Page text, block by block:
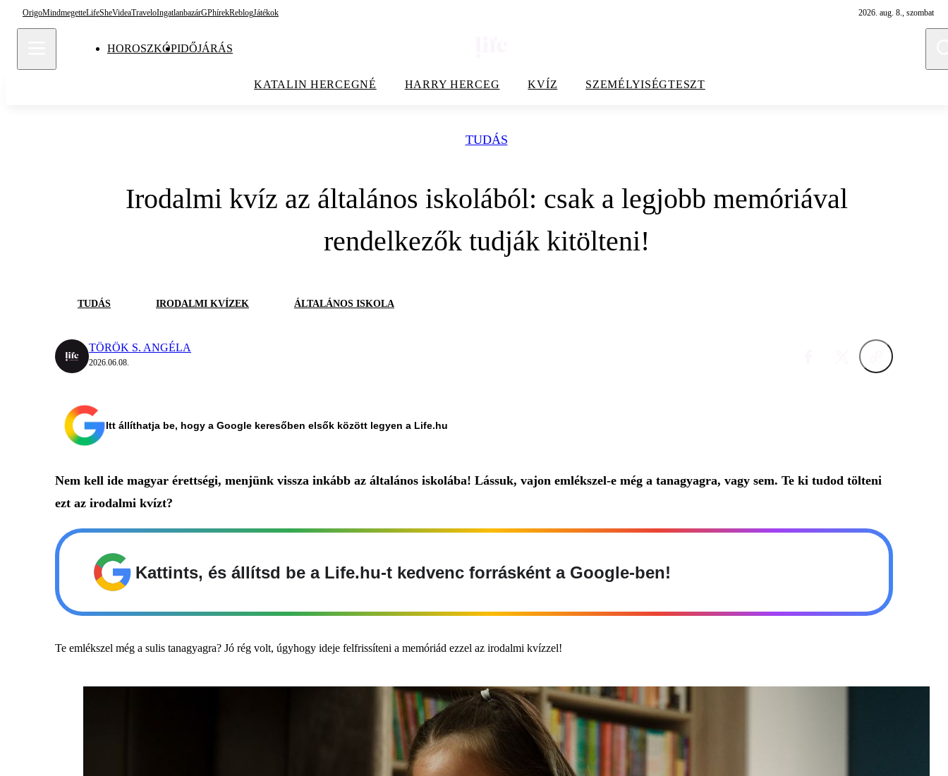
OrigoMindmegetteLifeSheVideaTraveloIngatlanbazárGPhírekReblogJátékok 2026. aug. 8., szombat
HOROSZKÓPIDŐJÁRÁS
KATALIN HERCEGNÉ HARRY HERCEG KVÍZ SZEMÉLYISÉGTESZT
TUDÁS
Irodalmi kvíz az általános iskolából: csak a legjobb memóriával
rendelkezők tudják kitölteni!
TUDÁS IRODALMI KVÍZEK ÁLTALÁNOS ISKOLA
TÖRÖK S. ANGÉLA
2026.06.08.
Itt állíthatja be, hogy a Google keresőben elsők között legyen a Life.hu
Nem kell ide magyar érettségi, menjünk vissza inkább az általános iskolába! Lássuk, vajon emlékszel-e még a tanagyagra, vagy sem. Te ki tudod tölteni
ezt az irodalmi kvízt?
Kattints, és állítsd be a Life.hu-t kedvenc forrásként a Google-ben!
Te emlékszel még a sulis tanagyagra? Jó rég volt, úgyhogy ideje felfrissíteni a memóriád ezzel az irodalmi kvízzel!